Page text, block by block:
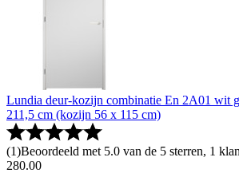
Lundia deur-kozijn combinatie En 2A01 wit
211,5 cm (kozijn 56 x 115 cm)
(1)Beoordeeld met 5.0 van de 5 sterren, 1
280.00